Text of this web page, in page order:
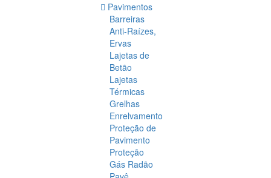
Pavimentos
Barreiras
Anti-Raízes,
Ervas
Lajetas de
Betão
Lajetas
Térmicas
Grelhas
Enrelvamento
Proteção de
Pavimento
Proteção
Gás Radão